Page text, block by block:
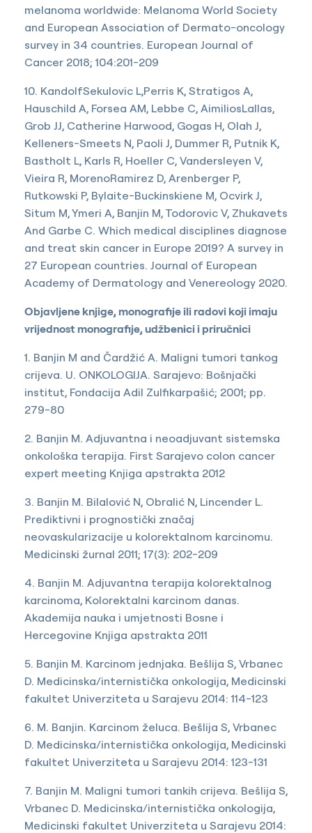
melanoma worldwide: Melanoma World Society
and European Association of Dermato-oncology
survey in 34 countries. European Journal of
Cancer 2018; 104:201-209
10. KandolfSekulovic L,Perris K, Stratigos A,
Hauschild A, Forsea AM, Lebbe C, AimiliosLallas,
Grob JJ, Catherine Harwood, Gogas H, Olah J,
Kelleners-Smeets N, Paoli J, Dummer R, Putnik K,
Bastholt L, Karls R, Hoeller C, Vandersleyen V,
Vieira R, MorenoRamirez D, Arenberger P,
Rutkowski P, Bylaite-Buckinskiene M, Ocvirk J,
Situm M, Ymeri A, Banjin M, Todorovic V, Zhukavets
And Garbe C. Which medical disciplines diagnose
and treat skin cancer in Europe 2019? A survey in
27 European countries. Journal of European
Academy of Dermatology and Venereology 2020.
Objavljene knjige, monografije ili radovi koji imaju
vrijednost monografije, udžbenici i priručnici
1. Banjin M and Čardžić A. Maligni tumori tankog
crijeva. U. ONKOLOGIJA. Sarajevo: Bošnjački
institut, Fondacija Adil Zulfikarpašić; 2001; pp.
279-80
2. Banjin M. Adjuvantna i neoadjuvant sistemska
onkološka terapija. First Sarajevo colon cancer
expert meeting Knjiga apstrakta 2012
3. Banjin M. Bilalović N, Obralić N, Lincender L.
Prediktivni i prognostički značaj
neovaskularizacije u kolorektalnom karcinomu.
Medicinski žurnal 2011; 17(3): 202-209
4. Banjin M. Adjuvantna terapija kolorektalnog
karcinoma, Kolorektalni karcinom danas.
Akademija nauka i umjetnosti Bosne i
Hercegovine Knjiga apstrakta 2011
5. Banjin M. Karcinom jednjaka. Bešlija S, Vrbanec
D. Medicinska/internistička onkologija, Medicinski
fakultet Univerziteta u Sarajevu 2014: 114-123
6. M. Banjin. Karcinom želuca. Bešlija S, Vrbanec
D. Medicinska/internistička onkologija, Medicinski
fakultet Univerziteta u Sarajevu 2014: 123-131
7. Banjin M. Maligni tumori tankih crijeva. Bešlija S,
Vrbanec D. Medicinska/internistička onkologija,
Medicinski fakultet Univerziteta u Sarajevu 2014: